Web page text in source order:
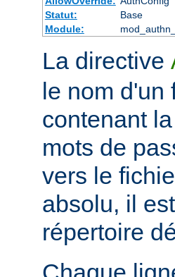
Statut:
Base
Module:
La directive
le nom d'un
contenant
mots de
vers le
absolu, il
répertoire